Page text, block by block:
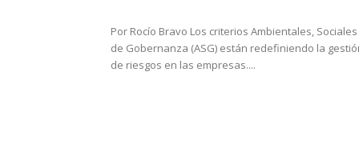
Por Rocío Bravo Los criterios Ambientales,
de Gobernanza (ASG) están redefiniendo la
de riesgos en las empresas....